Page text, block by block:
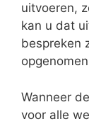
uitvoeren,
kan u dat
bespreken
Wanneer
voor alle